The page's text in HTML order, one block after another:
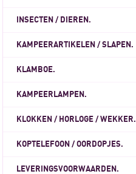
INSECTEN / DIEREN.
KAMPEERARTIKELEN / SLAPEN.
KLAMBOE.
KAMPEERLAMPEN.
KLOKKEN / HORLOGE / WEKKER.
KOPTELEFOON / OORDOPJES.
LEVERINGSVOORWAARDEN.